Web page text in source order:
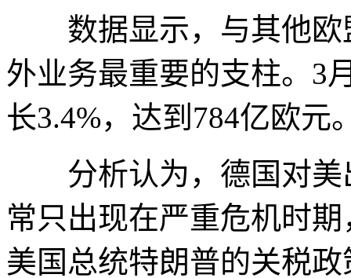
数据显示，与其他欧
外业务最重要的支柱。3
长3.4%，达到784亿欧元
分析认为，德国对美
常只出现在严重危机时
美国总统特朗普的关税